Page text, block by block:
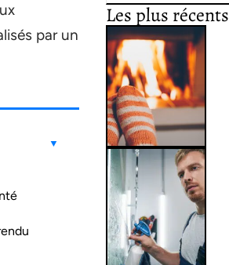
par un
Les plus récents